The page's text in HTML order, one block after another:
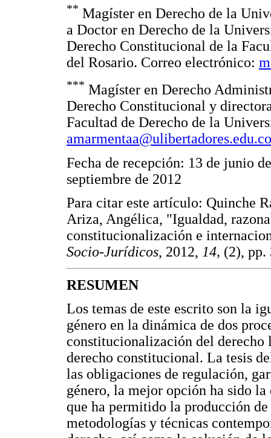
** Magíster en Derecho de la
a Doctor en Derecho de la
Derecho Constitucional de la
del Rosario. Correo electrónico:
*** Magíster en Derecho
Derecho Constitucional y
Facultad de Derecho de la
amarmentaa@ulibertadores.edu.co
Fecha de recepción: 13 de junio
septiembre de 2012
Para citar este artículo: Quinche
Ariza, Angélica, "Igualdad,
constitucionalización e
Socio-Jurídicos, 2012, 14, (2), pp.
RESUMEN
Los temas de este escrito son la
género en la dinámica de dos
constitucionalización del
derecho constitucional. La tesis
las obligaciones de regulación,
género, la mejor opción ha sido
que ha permitido la producción
metodologías y técnicas